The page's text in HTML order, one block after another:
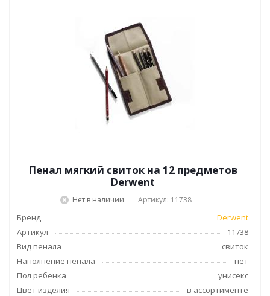
Пенал мягкий cвиток на 12 предметов
Derwent
Нет в наличии Артикул: 11738
Бренд
Derwent
Артикул
11738
Вид пенала
свиток
Наполнение пенала
нет
Пол ребенка
унисекс
Цвет изделия
в ассортименте